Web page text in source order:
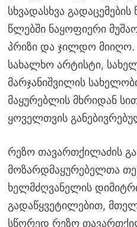
სხვადასხვა გადაცემების
წლებში ნაყოფიერი
პრიზი და ჯილდო
სახალხო არტისტი,
მარჯანიშვილის
მაყურებლის მხრიდან
ყოველთვის
რეზო თავართქილაძის
მოზარდმაყურებელთა
ხელმძღვანელის
გადაწყვეტილებით,
სწორედ რეზო